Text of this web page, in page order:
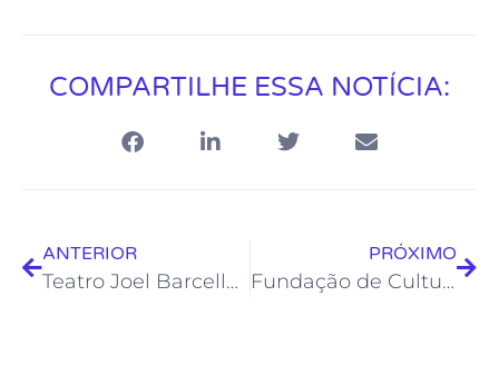
COMPARTILHE ESSA NOTÍCIA:
ANTERIOR
Teatro Joel Barcellos apresenta stand-up e batalha de dança no final de semana
PRÓXIMO
Fundação de Cultura promove oficinas gratuitas no Centro e em Rocha Leão